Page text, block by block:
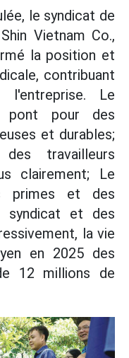
le syndicat de
Vietnam Co.,
la position et
contribuant
Le
pont pour des
et durables;
travailleurs
clairement; Le
primes et des
syndicat et des
la vie
en 2025 des
12 millions de